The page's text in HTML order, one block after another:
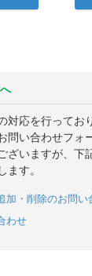
対応を行ってお
問い合わせフォ
ざいますが、下
ます。
加・削除のお問い
わせ